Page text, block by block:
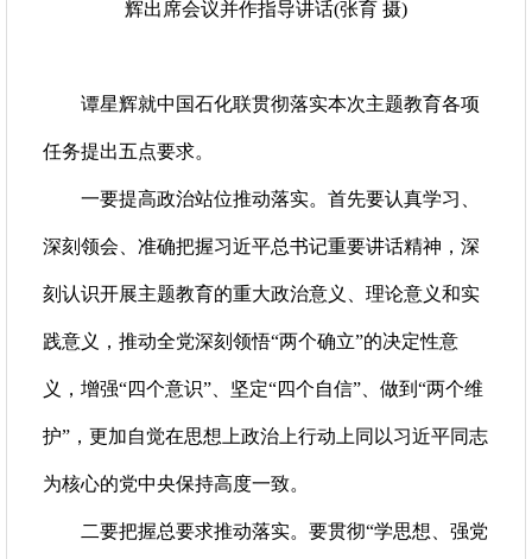
辉出席会议并作指导讲话(张育 摄)
谭星辉就中国石化联贯彻落实本次主题教育各项
任务提出五点要求。
一要提高政治站位推动落实。首先要认真学习、
深刻领会、准确把握习近平总书记重要讲话精神，深
刻认识开展主题教育的重大政治意义、理论意义和实
践意义，推动全党深刻领悟“两个确立”的决定性意
义，增强“四个意识”、坚定“四个自信”、做到“两个维
护”，更加自觉在思想上政治上行动上同以习近平同志
为核心的党中央保持高度一致。
二要把握总要求推动落实。要贯彻“学思想、强党